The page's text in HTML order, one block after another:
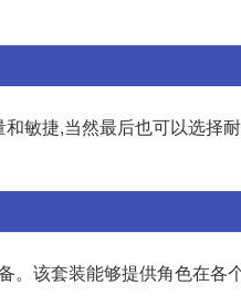
敏捷,当然最后也可以选择
该套装能够提供角色在各